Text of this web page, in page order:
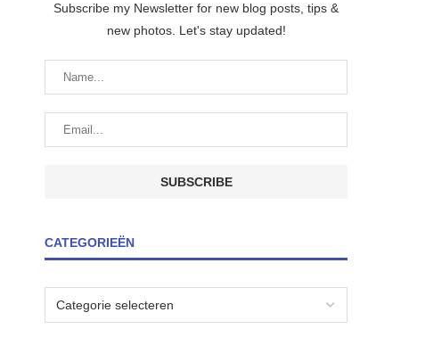
Subscribe my Newsletter for new blog posts, tips &
new photos. Let's stay updated!
CATEGORIEËN